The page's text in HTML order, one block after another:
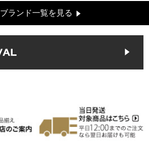
ブランド一覧を見る